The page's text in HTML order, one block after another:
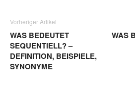
Vorheriger Artikel
WAS BEDEUTET
SEQUENTIELL? –
DEFINITION, BEISPIELE,
SYNONYME
WAS